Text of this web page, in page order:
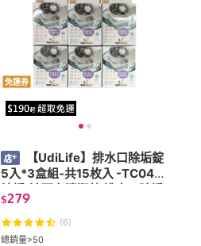
免運券
【UdiLife】排水口除垢錠
5入*3盒組-共15枚入 -TC0481
除垢(流理台清潔錠 排水口除垢
錠)
$279
(6)
總銷量>50